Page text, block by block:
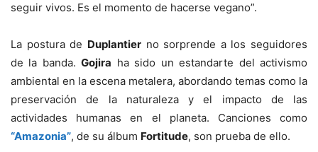
seguir vivos. Es el momento de hacerse vegano”.
La postura de Duplantierno sorprende a los seguidores
de la banda.Gojira ha sido un estandarte del activismo
ambiental en la escena metalera, abordando temas como la
preservación de la naturaleza y el impacto de las
actividades humanas en el planeta. Canciones como
“Amazonia”, de su álbum Fortitude, son prueba de ello.